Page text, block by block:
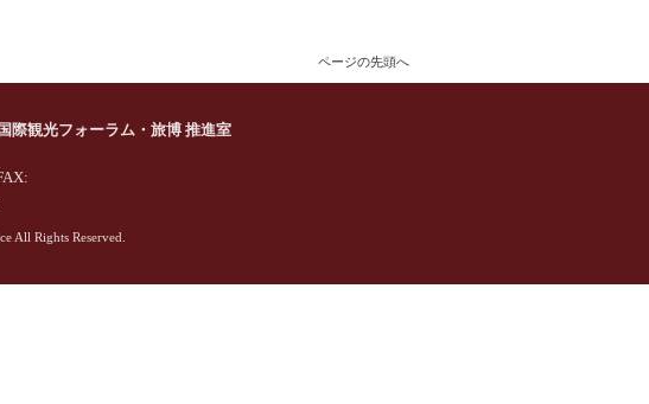
ページの先頭へ
際観光フォーラム・旅博 推進室
All Rights Reserved.